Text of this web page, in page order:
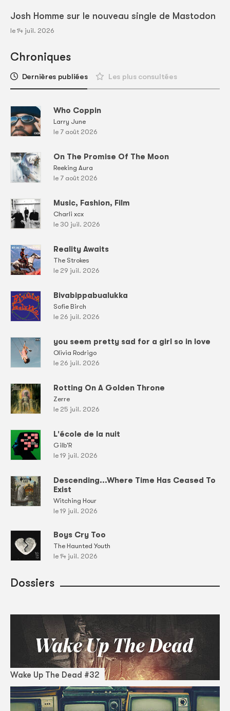
Josh Homme sur le nouveau single de Mastodon
le 14 juil. 2026
Chroniques
Dernières publiées Les plus consultées
Who Coppin
Larry June
le 7 août 2026
On The Promise Of The Moon
Reeking Aura
le 7 août 2026
Music, Fashion, Film
Charli xcx
le 30 juil. 2026
Reality Awaits
The Strokes
le 29 juil. 2026
Bivabippabualukka
Sofie Birch
le 26 juil. 2026
you seem pretty sad for a girl so in love
Olivia Rodrigo
le 26 juil. 2026
Rotting On A Golden Throne
Zerre
le 25 juil. 2026
L'école de la nuit
Gilb'R
le 19 juil. 2026
Descending...Where Time Has Ceased To
Exist
Witching Hour
le 19 juil. 2026
Boys Cry Too
The Haunted Youth
le 14 juil. 2026
Dossiers
Wake Up The Dead #32